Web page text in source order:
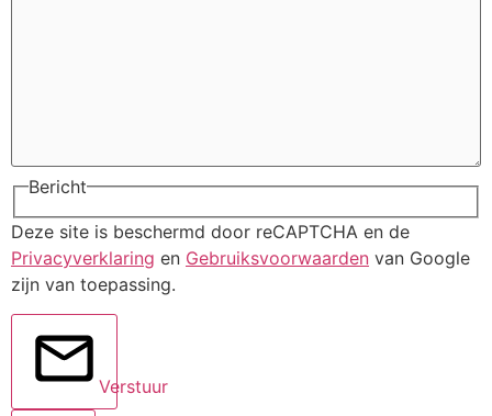
Bericht
Deze site is beschermd door reCAPTCHA en de
Privacyverklaring en Gebruiksvoorwaarden van Google
zijn van toepassing.
Verstuur